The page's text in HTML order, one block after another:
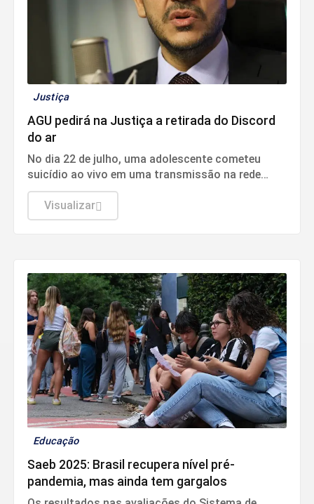
Justiça
AGU pedirá na Justiça a retirada do Discord
do ar
No dia 22 de julho, uma adolescente cometeu
suicídio ao vivo em uma transmissão na rede
social.
Visualizar
Educação
Saeb 2025: Brasil recupera nível pré-
pandemia, mas ainda tem gargalos